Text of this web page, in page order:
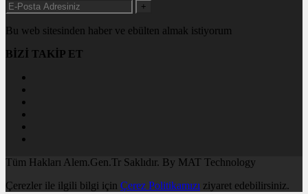
+
Bu web sitesinden haber ve ebülten almak istiyorum
BİZİ TAKİP ET
Tüm Hakları Alem.Gen.Tr Saklıdır. By MAT Technology
Çerezler ile ilgili bilgi için Çerez Politikamızı ziyaret edebilirsiniz.